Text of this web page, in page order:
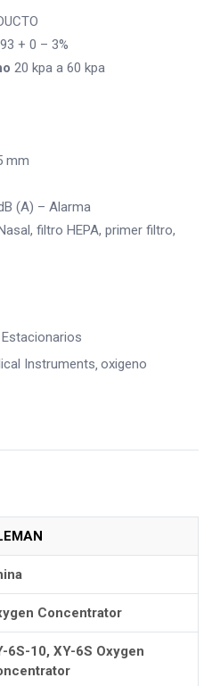
93 + 0 – 3%
20 kpa a 60 kpa
mm
(A) – Alarma
filtro HEPA, primer filtro,
Estacionarios
Instruments oxigeno
Concentrator
6S-10, XY-6S Oxygen